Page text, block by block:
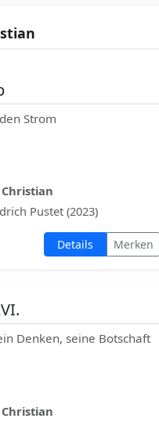
Strom
Pustet (2023)
Details Merken
Denken, seine Botschaft